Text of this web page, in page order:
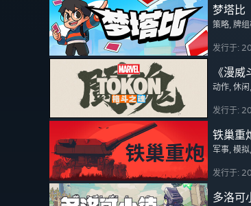
梦塔比
策略, 牌
发行于:
《漫威
动作, 休闲
发行于:
铁巢重
军事, 模拟
发行于:
多洛可